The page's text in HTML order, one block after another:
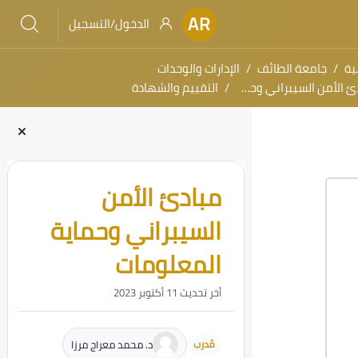
AR
الدخول/التسجيل
جامعة الطائف
الإدارات والوحدات
السيبراني وحماية المعلومات التقييم والشهادة
الكتل
تجاوز [Cocoon] مقدمة الدورة
مبادئ الأمن
السيبراني وحماية
المعلومات
أخر تحديث 11 أكتوبر 2023
مُدرب د. محمد معراج مرزا